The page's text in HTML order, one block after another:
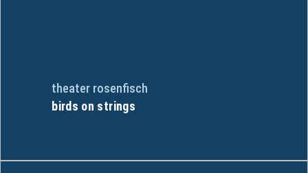
theater rosenfisch
birds on strings